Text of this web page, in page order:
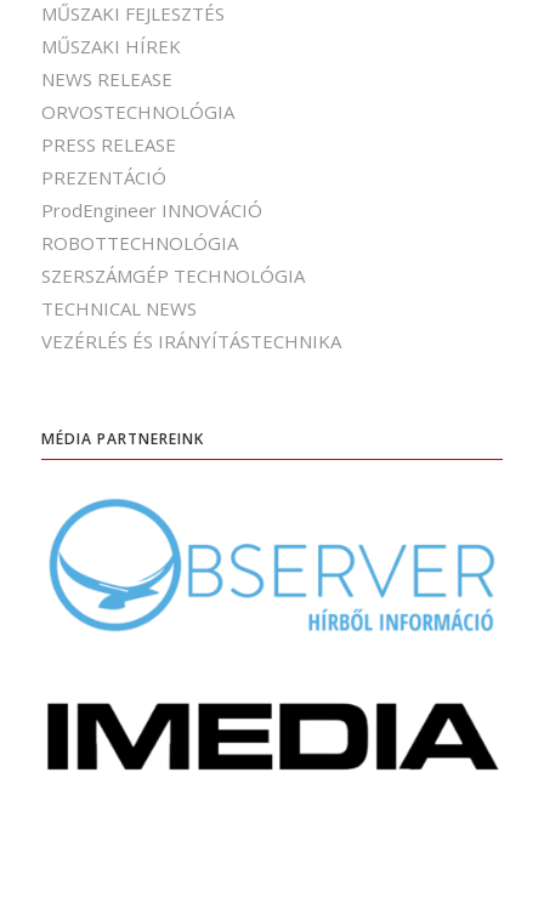
MŰSZAKI FEJLESZTÉS
MŰSZAKI HÍREK
NEWS RELEASE
ORVOSTECHNOLÓGIA
PRESS RELEASE
PREZENTÁCIÓ
ProdEngineer INNOVÁCIÓ
ROBOTTECHNOLÓGIA
SZERSZÁMGÉP TECHNOLÓGIA
TECHNICAL NEWS
VEZÉRLÉS ÉS IRÁNYÍTÁSTECHNIKA
MÉDIA PARTNEREINK